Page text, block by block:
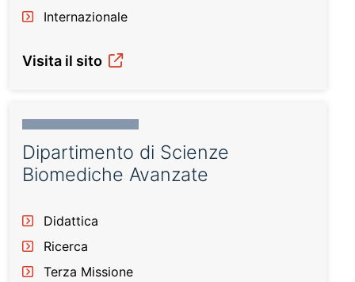
Internazionale
Visita il sito
Dipartimento di Scienze
Biomediche Avanzate
Didattica
Ricerca
Terza Missione